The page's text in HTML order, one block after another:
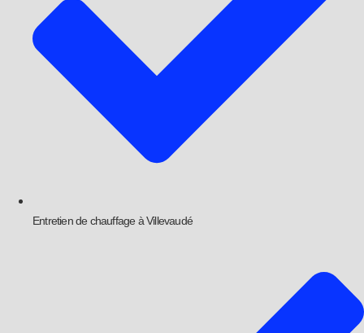
Entretien de chauffage à Villevaudé